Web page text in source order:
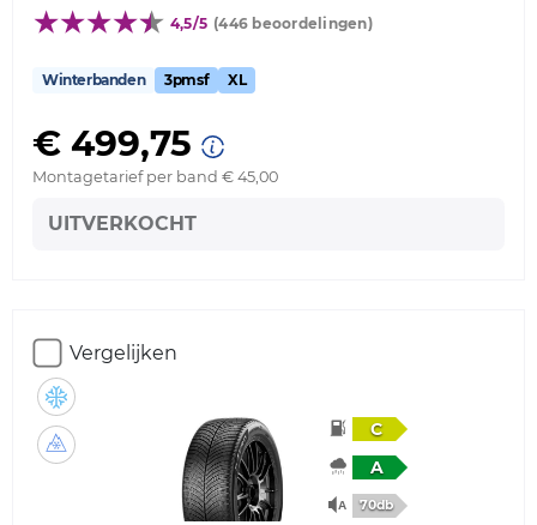
4,5/5 (446 beoordelingen)
Winterbanden 3pmsf XL
€ 499,75
Montagetarief per band € 45,00
UITVERKOCHT
Vergelijken
C
A
70db